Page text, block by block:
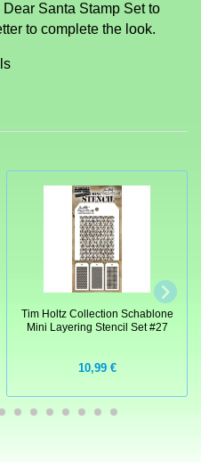
Santa Stamp Set to
to complete the look.
Tim Holtz Collection Schablone
Mini Layering Stencil Set #27
10,99 €